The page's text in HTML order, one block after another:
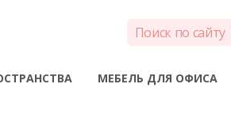
МЕБЕЛЬ ДЛЯ ОФИСА